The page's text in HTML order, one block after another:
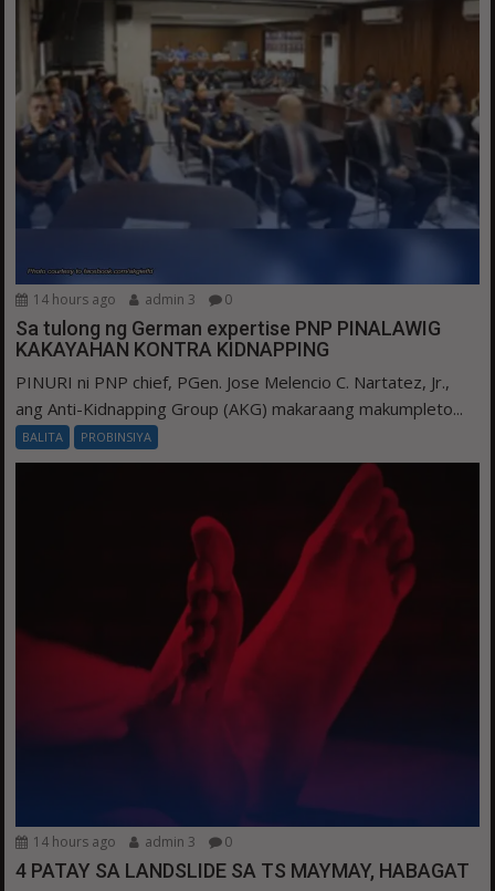
14 hours ago admin 3 0
Sa tulong ng German expertise PNP PINALAWIG
KAKAYAHAN KONTRA KIDNAPPING
PINURI ni PNP chief, PGen. Jose Melencio C. Nartatez, Jr.,
ang Anti-Kidnapping Group (AKG) makaraang makumpleto...
BALITA PROBINSIYA
14 hours ago admin 3 0
4 PATAY SA LANDSLIDE SA TS MAYMAY, HABAGAT